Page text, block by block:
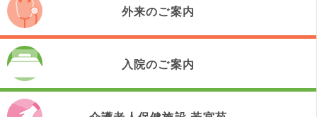
上大類病院について
医師のご紹介
外来のご案内
外来のご案内
内科
入院のご案内
入院のご案内